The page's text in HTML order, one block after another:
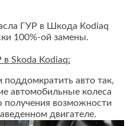
ГУР в Шкода Kodiaq
100%-ой замены.
Skoda Kodiaq:
поддомкратить авто так,
автомобильные колеса
возможности
двигателе.